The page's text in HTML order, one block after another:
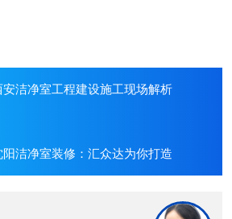
安洁净室工程建设施工现场解析
阳洁净室装修：汇众达为你打造